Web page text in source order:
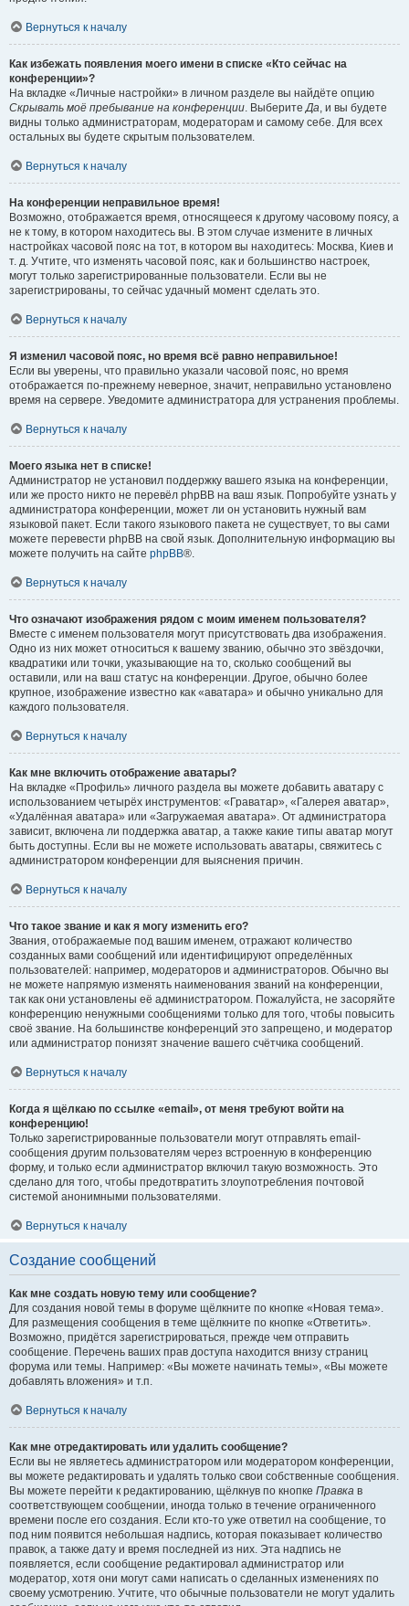
Вернуться к началу
Как избежать появления моего имени в списке «Кто сейчас на
конференции»?
На вкладке «Личные настройки» в личном разделе вы найдёте опцию
Скрывать моё пребывание на конференции. ВыберитеДа, и вы будете
видны только администраторам, модераторам и самому себе. Для всех
остальных вы будете скрытым пользователем.
Вернуться к началу
На конференции неправильное время!
Возможно, отображается время, относящееся к другому часовому поясу, а
не к тому, в котором находитесь вы. В этом случае измените в личных
настройках часовой пояс на тот, в котором вы находитесь: Москва, Киев и
т. д. Учтите, что изменять часовой пояс, как и большинство настроек,
могут только зарегистрированные пользователи. Если вы не
зарегистрированы, то сейчас удачный момент сделать это.
Вернуться к началу
Я изменил часовой пояс, но время всё равно неправильное!
Если вы уверены, что правильно указали часовой пояс, но время
отображается по-прежнему неверное, значит, неправильно установлено
время на сервере. Уведомите администратора для устранения проблемы.
Вернуться к началу
Моего языка нет в списке!
Администратор не установил поддержку вашего языка на конференции,
или же просто никто не перевёл phpBB на ваш язык. Попробуйте узнать у
администратора конференции, может ли он установить нужный вам
языковой пакет. Если такого языкового пакета не существует, то вы сами
можете перевести phpBB на свой язык. Дополнительную информацию вы
можете получить на сайте phpBB®.
Вернуться к началу
Что означают изображения рядом с моим именем пользователя?
Вместе с именем пользователя могут присутствовать два изображения.
Одно из них может относиться к вашему званию, обычно это звёздочки,
квадратики или точки, указывающие на то, сколько сообщений вы
оставили, или на ваш статус на конференции. Другое, обычно более
крупное, изображение известно как «аватара» и обычно уникально для
каждого пользователя.
Вернуться к началу
Как мне включить отображение аватары?
На вкладке «Профиль» личного раздела вы можете добавить аватару с
использованием четырёх инструментов: «Граватар», «Галерея аватар»,
«Удалённая аватара» или «Загружаемая аватара». От администратора
зависит, включена ли поддержка аватар, а также какие типы аватар могут
быть доступны. Если вы не можете использовать аватары, свяжитесь с
администратором конференции для выяснения причин.
Вернуться к началу
Что такое звание и как я могу изменить его?
Звания, отображаемые под вашим именем, отражают количество
созданных вами сообщений или идентифицируют определённых
пользователей: например, модераторов и администраторов. Обычно вы
не можете напрямую изменять наименования званий на конференции,
так как они установлены её администратором. Пожалуйста, не засоряйте
конференцию ненужными сообщениями только для того, чтобы повысить
своё звание. На большинстве конференций это запрещено, и модератор
или администратор понизят значение вашего счётчика сообщений.
Вернуться к началу
Когда я щёлкаю по ссылке «email», от меня требуют войти на
конференцию!
Только зарегистрированные пользователи могут отправлять email-
сообщения другим пользователям через встроенную в конференцию
форму, и только если администратор включил такую возможность. Это
сделано для того, чтобы предотвратить злоупотребления почтовой
системой анонимными пользователями.
Вернуться к началу
Создание сообщений
Как мне создать новую тему или сообщение?
Для создания новой темы в форуме щёлкните по кнопке «Новая тема».
Для размещения сообщения в теме щёлкните по кнопке «Ответить».
Возможно, придётся зарегистрироваться, прежде чем отправить
сообщение. Перечень ваших прав доступа находится внизу страниц
форума или темы. Например: «Вы можете начинать темы», «Вы можете
добавлять вложения» и т.п.
Вернуться к началу
Как мне отредактировать или удалить сообщение?
Если вы не являетесь администратором или модератором конференции,
вы можете редактировать и удалять только свои собственные сообщения.
Вы можете перейти к редактированию, щёлкнув по кнопке Правка в
соответствующем сообщении, иногда только в течение ограниченного
времени после его создания. Если кто-то уже ответил на сообщение, то
под ним появится небольшая надпись, которая показывает количество
правок, а также дату и время последней из них. Эта надпись не
появляется, если сообщение редактировал администратор или
модератор, хотя они могут сами написать о сделанных изменениях по
своему усмотрению. Учтите, что обычные пользователи не могут удалить